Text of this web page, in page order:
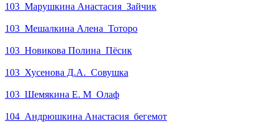
103_Марушкина Анастасия_Зайчик
103_Мешалкина Алена_Тоторо
103_Новикова Полина_Пëсик
103_Хусенова Д.А._Совушка
103_Шемякина Е. М_Олаф
104_Андрюшкина Анастасия_бегемот